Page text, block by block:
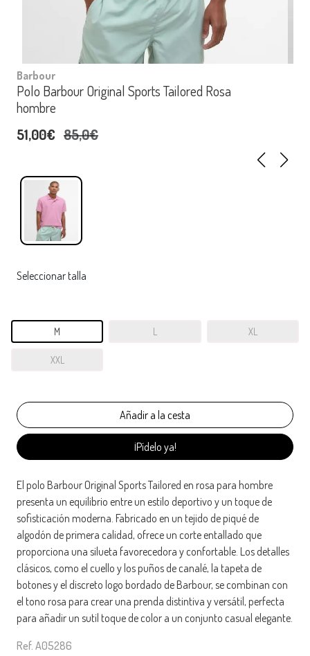
Barbour
Polo Barbour Original Sports Tailored Rosa
hombre
51,00€ 85,0€
Seleccionar talla
M L XL
XXL
¡Pídelo ya!
El polo Barbour Original Sports Tailored en rosa para hombre
presenta un equilibrio entre un estilo deportivo y un toque de
sofisticación moderna. Fabricado en un tejido de piqué de
algodón de primera calidad, ofrece un corte entallado que
proporciona una silueta favorecedora y confortable. Los detalles
clásicos, como el cuello y los puños de canalé, la tapeta de
botones y el discreto logo bordado de Barbour, se combinan con
el tono rosa para crear una prenda distintiva y versátil, perfecta
para añadir un sutil toque de color a un conjunto casual elegante.
Ref. A05286